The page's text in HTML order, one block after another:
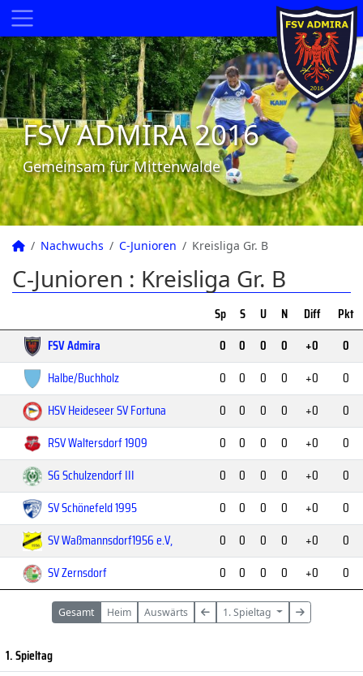
FSV ADMIRA 2016
Gemeinsam für Mittenwalde
Nachwuchs C-Junioren Kreisliga Gr. B
C-Junioren : Kreisliga Gr. B
Sp S U N Diff
Pkt
FSV Admira
0 0 0 0 +0
0
Halbe/Buchholz
0 0 0 0 +0
0
HSV Heideseer SV Fortuna
0 0 0 0 +0
0
RSV Waltersdorf 1909
0 0 0 0 +0
0
SG Schulzendorf III
0 0 0 0 +0
0
SV Schönefeld 1995
0 0 0 0 +0
0
SV Waßmannsdorf1956 e.V,
0 0 0 0 +0
0
SV Zernsdorf
0 0 0 0 +0 0
Gesamt Heim Auswärts 1. Spieltag
1. Spieltag